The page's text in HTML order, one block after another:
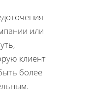
или
клиент
более